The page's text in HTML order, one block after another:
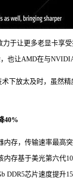
于让更多老显卡享
也让AMD在与
下放太及时，虽然
40%
存，传输速率最高
存基于美光第六代
芯片速度提升